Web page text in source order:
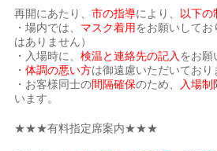
再開にあたり、市の指導により、 以下の
・場内では、 マスク着用をお願いしてお
はありません）
・入場時に、検温と連絡先の記入 をお願
・体調の悪い方は御遠慮いただいており
・お客様同士の間隔確保のため、 入場制
います。
★★★有料指定席案内★★★